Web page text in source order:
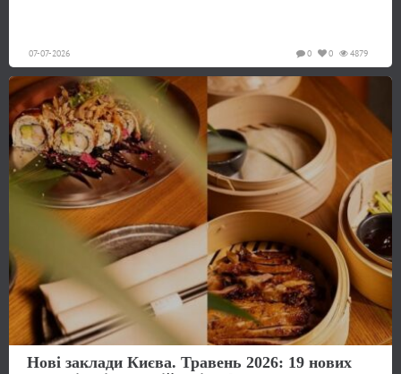
07-07-2026 4879
0
0
Нові заклади Києва. Травень 2026: 19 нових